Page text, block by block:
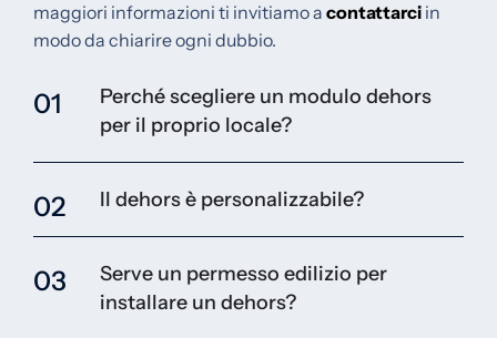
maggiori informazioni ti invitiamo a contattarci in
modo da chiarire ogni dubbio.
01
Perché scegliere un modulo dehors
per il proprio locale?
02 Il dehors è personalizzabile?
03
Serve un permesso edilizio per
installare un dehors?